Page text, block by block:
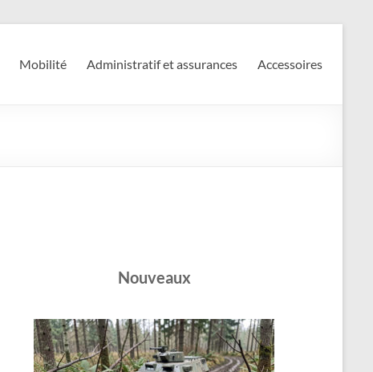
Mobilité Administratif et assurances Accessoires
Nouveaux